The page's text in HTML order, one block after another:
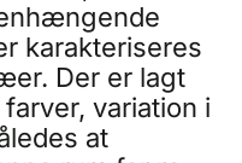
karakteriseres
Der er lagt
variation i
at